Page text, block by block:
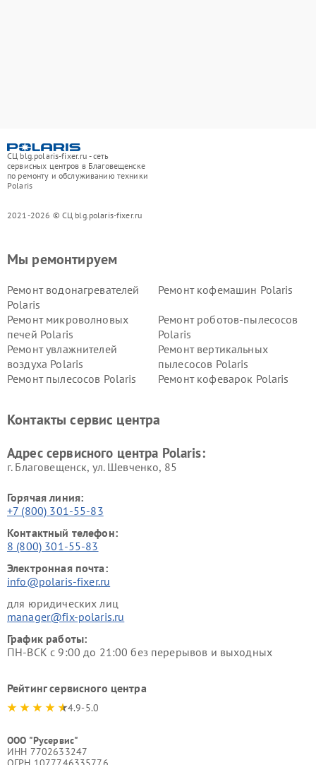
СЦ blg.polaris-fixer.ru - сеть
сервисных центров в Благовещенске
по ремонту и обслуживанию техники
Polaris
2021-2026 © СЦ blg.polaris-fixer.ru
Мы ремонтируем
Ремонт водонагревателей
Polaris
Ремонт кофемашин Polaris
Ремонт микроволновых
печей Polaris
Ремонт роботов-пылесосов
Polaris
Ремонт увлажнителей
воздуха Polaris
Ремонт вертикальных
пылесосов Polaris
Ремонт пылесосов Polaris
Ремонт кофеварок Polaris
Контакты сервис центра
Адрес сервисного центра Polaris:
г. Благовещенск, ул. Шевченко, 85
Горячая линия:
+7 (800) 301-55-83
Контактный телефон:
8 (800) 301-55-83
Электронная почта:
info@polaris-fixer.ru
для юридических лиц
manager@fix-polaris.ru
График работы:
ПН-ВСК с 9:00 до 21:00 без перерывов и выходных
Рейтинг сервисного центра
4.9-5.0
ООО "Русервис"
ИНН 7702633247